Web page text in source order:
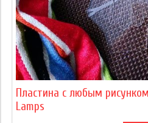
Пластина с любым
Lamps